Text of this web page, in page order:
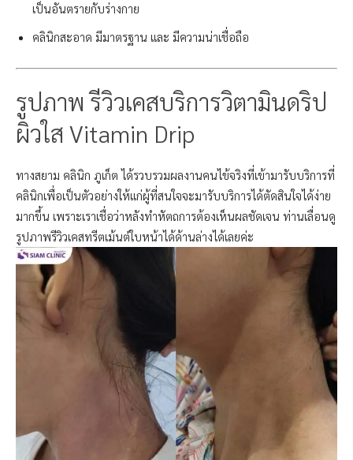
เป็นอันตรายกับร่างกาย
คลินิกสะอาด มีมาตรฐาน และ มีความน่าเชื่อถือ
รูปภาพ รีวิวเคสบริการวิตามินดริป
ผิวใส Vitamin Drip
ทางสยาม คลินิก ภูเก็ต ได้รวบรวมผลงานคนไข้จริงที่เข้ามารับบริการที่
คลินิกเพื่อเป็นตัวอย่างให้แก่ผู้ที่สนใจจะมารับบริการได้ตัดสินใจได้ง่าย
มากขึ้น เพราะเราเชื่อว่าหลังทำหัตถการต้องเห็นผลชัดเจน ท่านเลื่อนดู
รูปภาพรีวิวเคสทรีตเม้นต์ใบหน้าได้ด้านล่างได้เลยค่ะ